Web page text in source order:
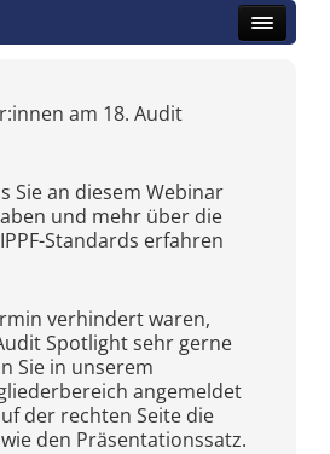
am 18. Audit
Sie an diesem Webinar
und mehr über die
Standards erfahren
verhindert waren,
Spotlight sehr gerne
Sie in unserem
angemeldet
der rechten Seite die
den Präsentationssatz.